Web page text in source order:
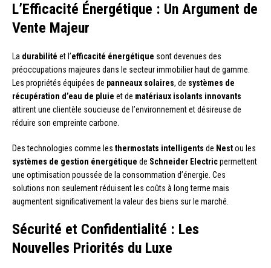
L’Efficacité Énergétique : Un Argument de
Vente Majeur
La durabilité et l’efficacité énergétique sont devenues des
préoccupations majeures dans le secteur immobilier haut de gamme.
Les propriétés équipées de panneaux solaires, de systèmes de
récupération d’eau de pluie et de matériaux isolants innovants
attirent une clientèle soucieuse de l’environnement et désireuse de
réduire son empreinte carbone.
Des technologies comme les thermostats intelligents de Nestou les
systèmes de gestion énergétique de Schneider Electricpermettent
une optimisation poussée de la consommation d’énergie. Ces
solutions non seulement réduisent les coûts à long terme mais
augmentent significativement la valeur des biens sur le marché.
Sécurité et Confidentialité : Les
Nouvelles Priorités du Luxe